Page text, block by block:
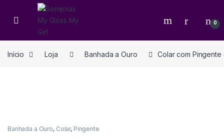
0
Início Loja Banhada a Ouro Colar com
Banhada a Ouro, Colar, Pingente